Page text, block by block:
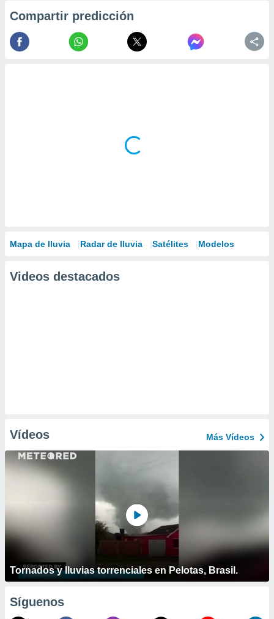
Compartir predicción
Mapa de lluvia Radar de lluvia Satélites Modelos
Videos destacados
Vídeos Más Vídeos
Tornados y lluvias torrenciales en Pelotas, Brasil.
Síguenos